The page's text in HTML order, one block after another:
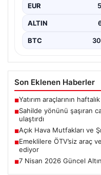
EUR
ALTIN
BTC
Son Eklenen Haberler
■Yatırım araçlarının
■Sahilde yönünü şaşıran
ulaştırdı
■Açık Hava Mutfakları ve
■Emeklilere ÖTV’siz araç
ediyor
■7 Nisan 2026 Güncel